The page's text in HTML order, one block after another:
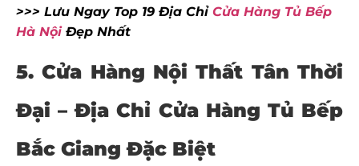
>>> Lưu Ngay Top 19 Địa Chỉ Cửa Hàng Tủ Bếp
Hà NộiĐẹp Nhất
5. Cửa Hàng Nội Thất Tân Thời
Đại – Địa Chỉ Cửa Hàng Tủ Bếp
Bắc Giang Đặc Biệt